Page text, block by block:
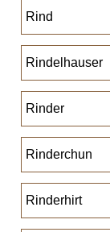
Rind
Rindelhauser
Rinder
Rinderchun
Rinderhirt